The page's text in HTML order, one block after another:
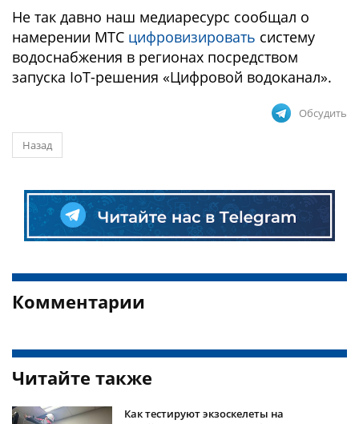
Не так давно наш медиаресурс сообщал о
намерении МТС цифровизировать систему
водоснабжения в регионах посредством
запуска IoT-решения «Цифровой водоканал».
Обсудить
Назад
Комментарии
Читайте также
Как тестируют экзоскелеты на